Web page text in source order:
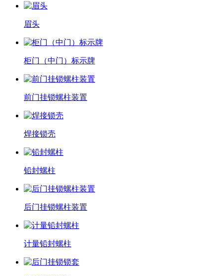
眉头
柜门（中门）标示牌
前门挂锁螺柱装置
焊接锁壳
铅封螺柱
后门挂锁螺柱装置
计量铅封螺柱